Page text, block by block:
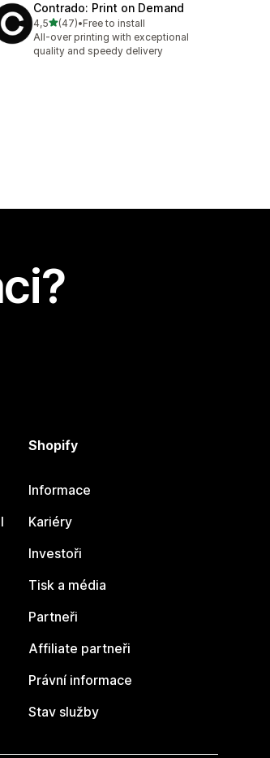
Contrado: Print on Demand
4,5z 5 hvězd
(47)
Celkový počet recenzí: 47
•Free to install
All-over printing with exceptional
quality and speedy delivery
Shopify
Informace
Kariéry
Investoři
Tisk a média
Partneři
Affiliate partneři
Právní informace
Stav služby